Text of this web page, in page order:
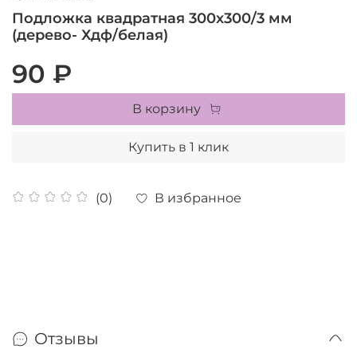
Подложка квадратная 300х300/3 мм
(дерево- Хдф/белая)
(0) В избранное
90 ₽
В корзину
Купить в 1 клик
Отзывы